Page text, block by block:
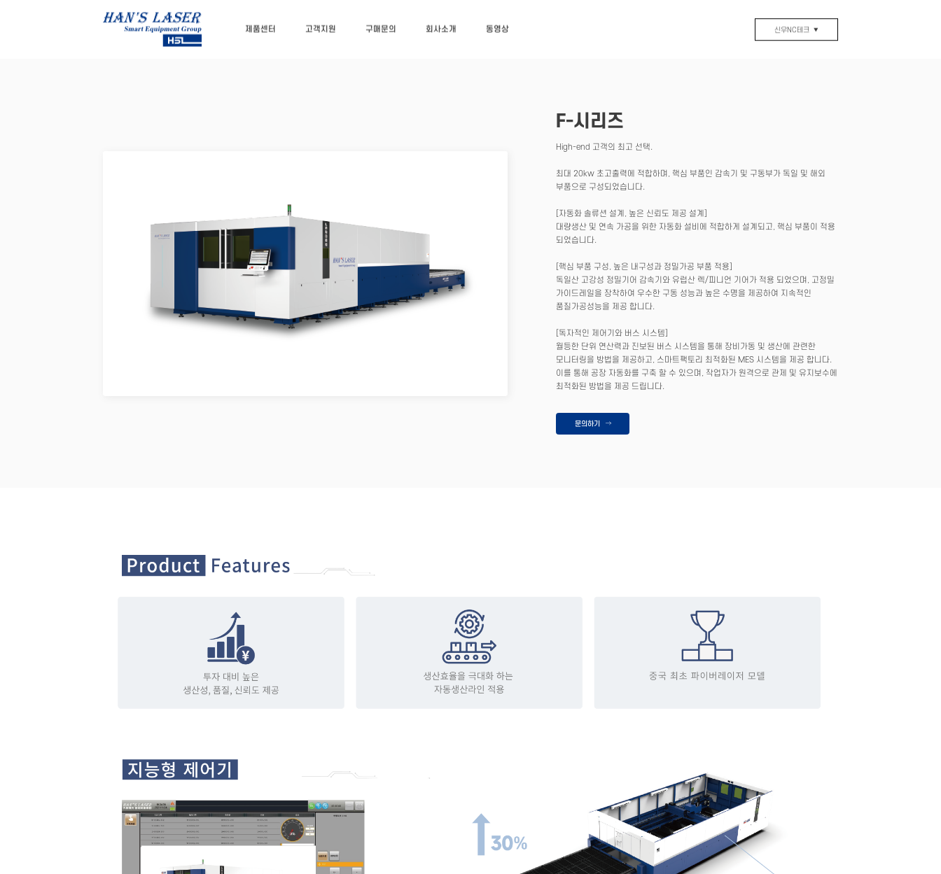
제품센터 고객지원 구매문의 회사소개 동영상 신우NC테크 ▼
F-시리즈
High-end 고객의 최고 선택.
최대 20kw 초고출력에 적합하며, 핵심 부품인 감속기 및 구동부가 독일 및 해외
부품으로 구성되었습니다.
[자동화 솔류션 설계, 높은 신뢰도 제공 설계]
대량생산 및 연속 가공을 위한 자동화 설비에 적합하게 설계되고, 핵심 부품이 적용
되었습니다.
[핵심 부품 구성, 높은 내구성과 정밀가공 부품 적용]
독일산 고강성 정밀기어 감속기와 유럽산 렉/피니언 기어가 적용 되었으며, 고정밀
가이드레일을 장착하여 우수한 구동 성능과 높은 수명을 제공하여 지속적인
품질가공성능을 제공 합니다.
[독자적인 제어기와 버스 시스템]
월등한 단위 연산력과 진보된 버스 시스템을 통해 장비가동 및 생산에 관련한
모니터링을 방법을 제공하고, 스마트팩토리 최적화된 MES 시스템을 제공 합니다.
이를 통해 공장 자동화를 구축 할 수 있으며, 작업자가 원격으로 관제 및 유지보수에
최적화된 방법을 제공 드립니다.
문의하기